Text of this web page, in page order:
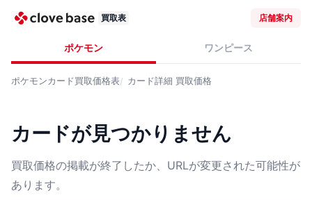
買取表 店舗案内
ポケモン ワンピース
ポケモンカード買取価格表 カード詳細 買取価格
カードが見つかりません
買取価格の掲載が終了したか、URLが変更された可能性が
あります。